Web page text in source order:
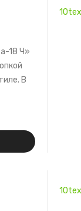
18 Ч»
В